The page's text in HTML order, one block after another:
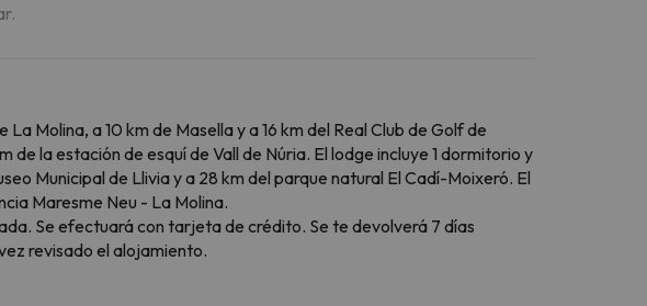
Molina, a 10 km de Masella y a 16 km del Real Club de Golf de
la estación de esquí de Vall de Núria. El lodge incluye 1 dormitorio y
Municipal de Llivia y a 28 km del parque natural El Cadí-Moixeró. El
Maresme Neu - La Molina.
Se efectuará con tarjeta de crédito. Se te devolverá 7 días
revisado el alojamiento.